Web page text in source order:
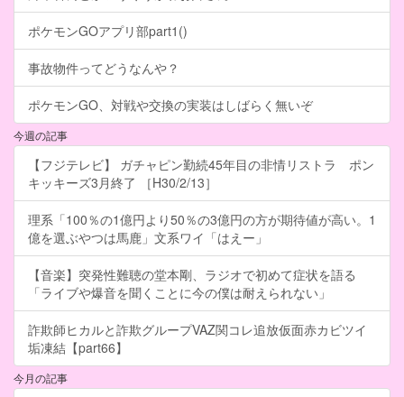
ポケモンGOアプリ部part1()
事故物件ってどうなんや？
ポケモンGO、対戦や交換の実装はしばらく無いぞ
今週の記事
【フジテレビ】 ガチャピン勤続45年目の非情リストラ ポン
キッキーズ3月終了 ［H30/2/13］
理系「100％の1億円より50％の3億円の方が期待値が高い。1
億を選ぶやつは馬鹿」文系ワイ「はえー」
【音楽】突発性難聴の堂本剛、ラジオで初めて症状を語る
「ライブや爆音を聞くことに今の僕は耐えられない」
詐欺師ヒカルと詐欺グループVAZ関コレ追放仮面赤カビツイ
垢凍結【part66】
今月の記事